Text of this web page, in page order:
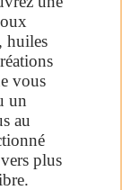
huiles
vous
un
au
plus